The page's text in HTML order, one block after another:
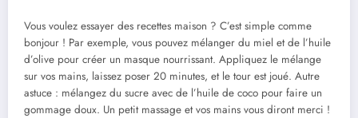
Vous voulez essayer des recettes maison ? C’est simple comme
bonjour ! Par exemple, vous pouvez mélanger du miel et de l’huile
d’olive pour créer un masque nourrissant. Appliquez le mélange
sur vos mains, laissez poser 20 minutes, et le tour est joué. Autre
astuce : mélangez du sucre avec de l’huile de coco pour faire un
gommage doux. Un petit massage et vos mains vous diront merci !